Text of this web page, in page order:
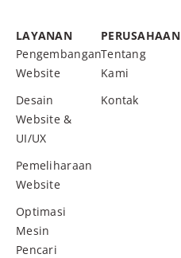
LAYANAN
Pengembangan
Website
Desain
Website &
UI/UX
Pemeliharaan
Website
Optimasi
Mesin
Pencari
PERUSAHAAN
Tentang
Kami
Kontak